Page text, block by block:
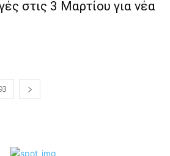
στις 3 Μαρτίου για νέα